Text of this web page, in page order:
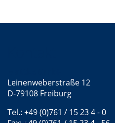
Leinenweberstraße 12
D-79108 Freiburg
Tel.: +49 (0)761 / 15 23 4 - 0